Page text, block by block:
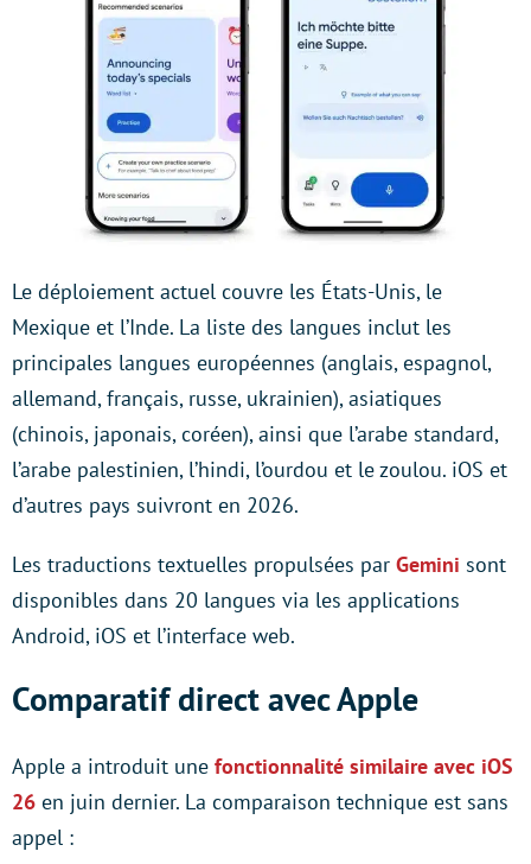
Le déploiement actuel couvre les États-Unis, le
Mexique et l’Inde. La liste des langues inclut les
principales langues européennes (anglais, espagnol,
allemand, français, russe, ukrainien), asiatiques
(chinois, japonais, coréen), ainsi que l’arabe standard,
l’arabe palestinien, l’hindi, l’ourdou et le zoulou. iOS et
d’autres pays suivront en 2026.
Les traductions textuelles propulsées par Gemini sont
disponibles dans 20 langues via les applications
Android, iOS et l’interface web.
Comparatif direct avec Apple
Apple a introduit une fonctionnalité similaire avec iOS
26 en juin dernier. La comparaison technique est sans
appel :